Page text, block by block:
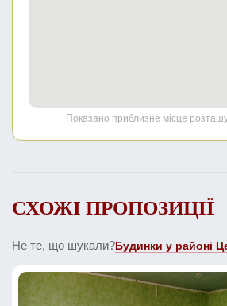
Показано приблизне місце
СХОЖІ ПРОПОЗИЦІЇ
Не те, що шукали?Будинки у районі